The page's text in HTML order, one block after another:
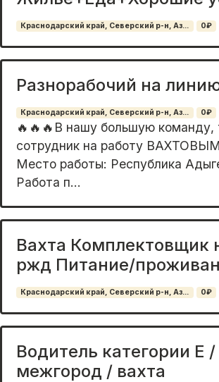
Краснодарский край, Северский р-н, Аз... 0₽
Разнорабочий на
Краснодарский край, Северский р-н, Аз... 0₽
🔥🔥🔥В нaшу бoльшую кoмaнду,
сотрудник нa рaботу
Mecто работы: Реcпублика
Рaбoта п...
Вахта Комплектовщик
ржд Питание/
Краснодарский край, Северский р-н, Аз... 0₽
Водитель категории Е /
межгород / вахта